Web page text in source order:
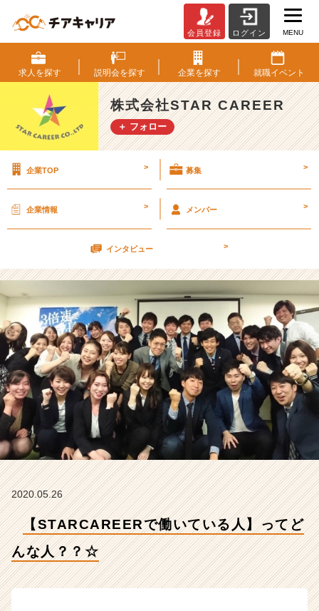
T
A
R
C
A
R
で
て
い
人】
て
ど
ん
な
人？？
☆
【株
式
会
S
C
A
会員登録 ログイン MENU
求人を探す 説明会を探す 企業を探す 就職イベント
株式会社STAR CAREER
＋ フォロー
企業TOP > 募集 >
企業情報 > メンバー >
インタビュー >
2020.05.26
【STARCAREERで働いている人】ってど
んな人？？☆